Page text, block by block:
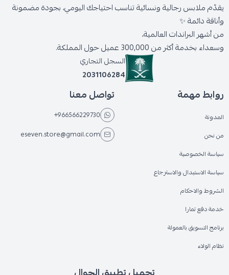
يقدّم ملابس رجالية ونسائية تناسب احتياجك اليومي، بجودة مضمونة
وأناقة دائمة ✨
من أشهر البراندات العالمية،
وسعداء بخدمة أكثر من 300,000 عميل حول المملكة.
السجل التجاري
2031106284
روابط مهمة
المدونة
من نحن
سياسة الخصوصية
سياسة الاستبدال والاسترجاع
الشروط والاحكام
خدمة دفع تمارا
برنامج التسويق بالعمولة
نظام الولاء
تواصل معنا
+966566229730
eseven.store@gmail.com